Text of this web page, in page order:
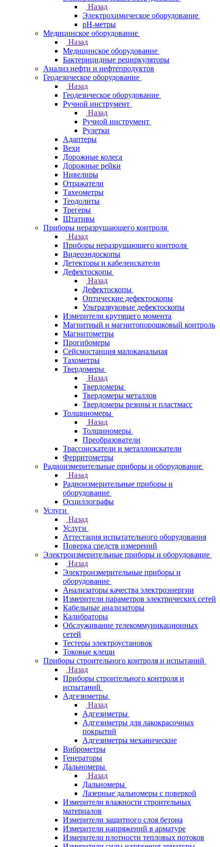
Назад
Электрохимическое оборудование
pH-метры
Медицинское оборудование
Назад
Медицинское оборудование
Бактерицидные рециркуляторы
Анализ нефти и нефтепродуктов
Геодезическое оборудование
Назад
Геодезическое оборудование
Ручной инструмент
Назад
Ручной инструмент
Рулетки
Адаптеры
Вехи
Дорожные колеса
Дорожные рейки
Нивелиры
Отражатели
Тахеометры
Теодолиты
Трегеры
Штативы
Приборы неразрушающего контроля
Назад
Приборы неразрушающего контроля
Видеоэндоскопы
Детекторы и кабелеискатели
Дефектоскопы
Назад
Дефектоскопы
Оптические дефектоскопы
Ультразвуковые дефектоскопы
Измерители крутящего момента
Магнитный и магнитопорошковый контроль
Магнитометры
Прогибомеры
Сейсмостанция малоканальная
Тахометры
Твердомеры
Назад
Твердомеры
Твердомеры металлов
Твердомеры резины и пластмасс
Толщиномеры
Назад
Толщиномеры
Преобразователи
Трассоискатели и металлоискатели
Ферритометры
Радиоизмерительные приборы и оборудование
Назад
Радиоизмерительные приборы и
оборудование
Осциллографы
Услуги
Назад
Услуги
Аттестация испытательного оборудования
Поверка средств измерений
Электроизмерительные приборы и оборудование
Назад
Электроизмерительные приборы и
оборудование
Анализаторы качества электроэнергии
Измерители параметров электрических сетей
Кабельные анализаторы
Калибраторы
Обслуживание телекоммуникационных
сетей
Тестеры электроустановок
Токовые клещи
Приборы строительного контроля и испытаний
Назад
Приборы строительного контроля и
испытаний
Адгезиметры
Назад
Адгезиметры
Адгезиметры для лакокрасочных
покрытий
Адгезиметры механические
Виброметры
Генераторы
Дальномеры
Назад
Дальномеры
Лазерные дальномеры с поверкой
Измерители влажности строительных
материалов
Измерители защитного слоя бетона
Измерители напряжений в арматуре
Измерители плотности тепловых потоков